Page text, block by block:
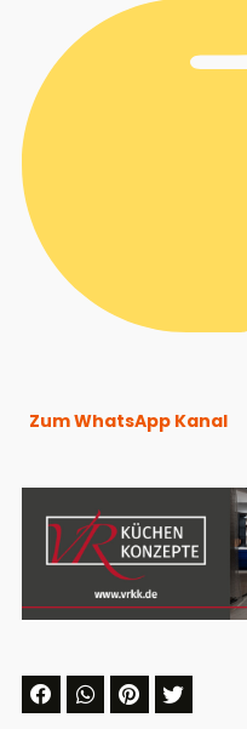
Zum WhatsApp Kanal